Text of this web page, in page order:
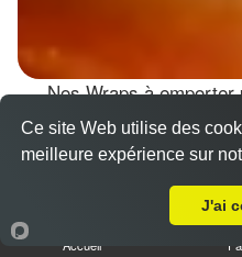
Nos Wraps à
Wraps Chicken
Accueil
Ce site Web utilise des
meilleure expérience sur
J'ai